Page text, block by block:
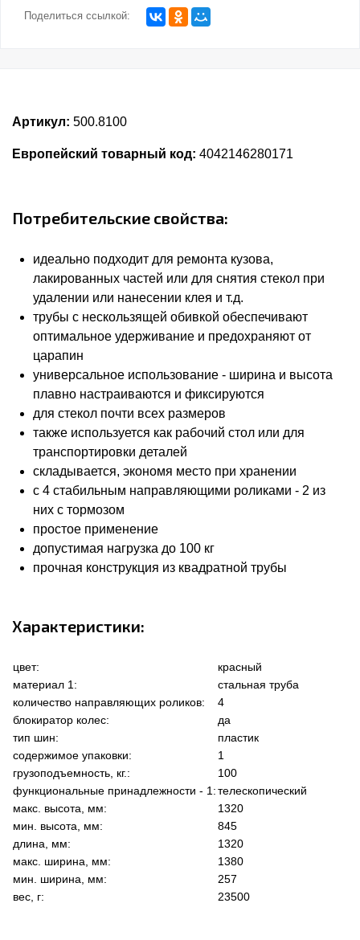
Поделиться ссылкой:
Артикул: 500.8100
Европейский товарный код: 4042146280171
Потребительские свойства:
идеально подходит для ремонта кузова,
лакированных частей или для снятия стекол при
удалении или нанесении клея и т.д.
трубы с нескользящей обивкой обеспечивают
оптимальное удерживание и предохраняют от
царапин
универсальное использование - ширина и высота
плавно настраиваются и фиксируются
для стекол почти всех размеров
также используется как рабочий стол или для
транспортировки деталей
складывается, экономя место при хранении
с 4 стабильным направляющими роликами - 2 из
них с тормозом
простое применение
допустимая нагрузка до 100 кг
прочная конструкция из квадратной трубы
Характеристики:
цвет:
красный
материал 1:
стальная труба
количество направляющих роликов:
4
блокиратор колес:
да
тип шин:
пластик
содержимое упаковки:
1
грузоподъемность, кг.:
100
функциональные принадлежности - 1:телескопический
макс. высота, мм:
1320
мин. высота, мм:
845
длина, мм:
1320
макс. ширина, мм:
1380
мин. ширина, мм:
257
вес, г:
23500